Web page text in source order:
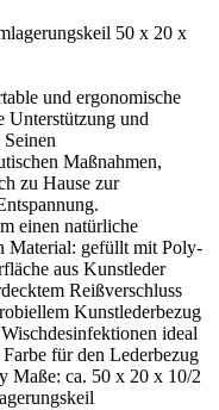
50 x 20 x
und ergonomische
Unterstützung und
Maßnahmen,
zu Hause zur
einen natürliche
Material: gefüllt mit Poly-
aus Kunstleder
Reißverschluss
Kunstlederbezug
ideal
für den Lederbezug
Maße: ca. 50 x 20 x 10/2